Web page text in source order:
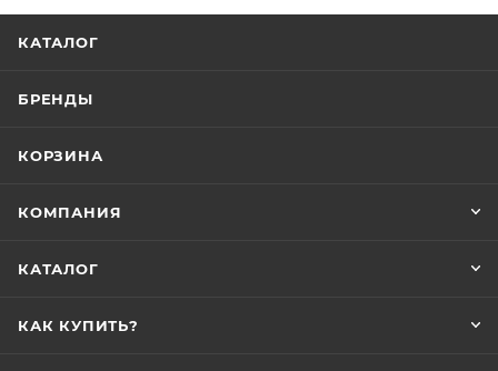
КАТАЛОГ
БРЕНДЫ
КОРЗИНА
КОМПАНИЯ
КАТАЛОГ
КАК КУПИТЬ?